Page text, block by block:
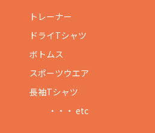
トレーナー
ドライTシャツ
ボトムス
スポーツウエア
長袖Tシャツ
・・・ etc